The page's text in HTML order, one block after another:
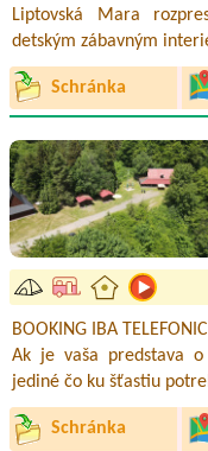
Liptovská Mara
detským zábavným
Schránka
BOOKING IBA
Ak je vaša predstava
jediné čo ku šťastiu
Schránka